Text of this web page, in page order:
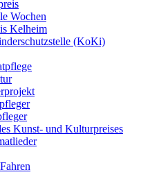
Wochen
Kelheim
(KoKi)
Kunst- und Kulturpreises